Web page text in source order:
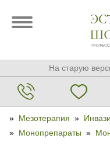
На старую
» Мезотерапия »
» Монопрепараты »